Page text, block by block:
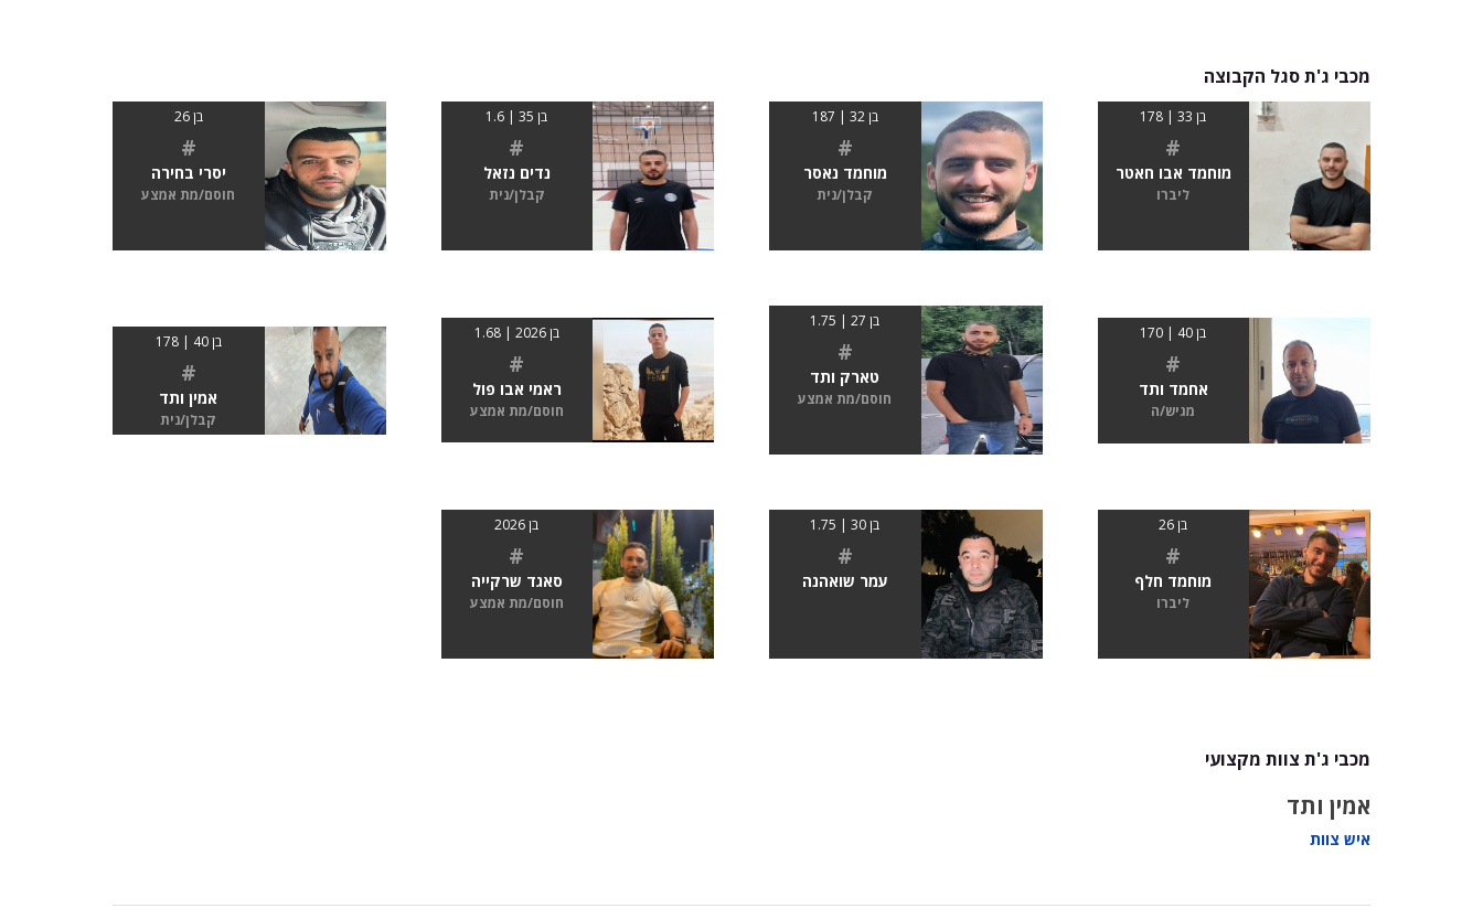
מכבי ג'ת סגל הקבוצה
בן 33 | 178
#
מוחמד אבו חאטר
ליברו
בן 32 | 187
#
מוחמד נאסר
קבלן/נית
בן 35 | 1.6
#
נדים נזאל
קבלן/נית
בן 26
#
יסרי בחירה
חוסם/מת אמצע
בן 40 | 170
#
אחמד ותד
מגיש/ה
בן 27 | 1.75
#
טארק ותד
חוסם/מת אמצע
בן 2026 | 1.68
#
ראמי אבו פול
חוסם/מת אמצע
בן 40 | 178
#
אמין ותד
קבלן/נית
בן 26
#
מוחמד חלף
ליברו
בן 30 | 1.75
#
עמר שואהנה
בן 2026
#
סאגד שרקייה
חוסם/מת אמצע
מכבי ג'ת צוות מקצועי
אמין ותד
איש צוות